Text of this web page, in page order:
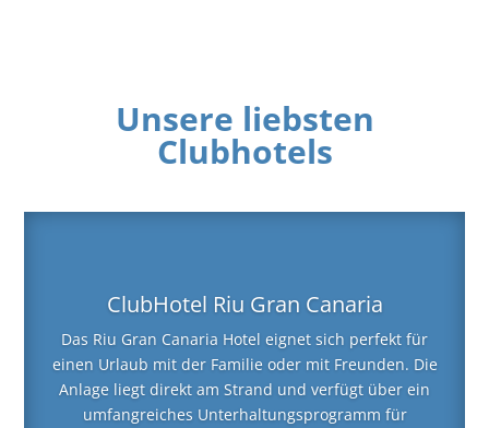
Unsere liebsten
Clubhotels
ClubHotel Riu Gran Canaria
Das Riu Gran Canaria Hotel eignet sich perfekt für
einen Urlaub mit der Familie oder mit Freunden. Die
Anlage liegt direkt am Strand und verfügt über ein
umfangreiches Unterhaltungsprogramm für